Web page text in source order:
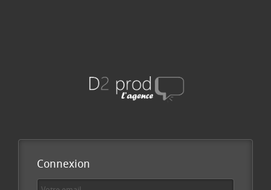
Connexion